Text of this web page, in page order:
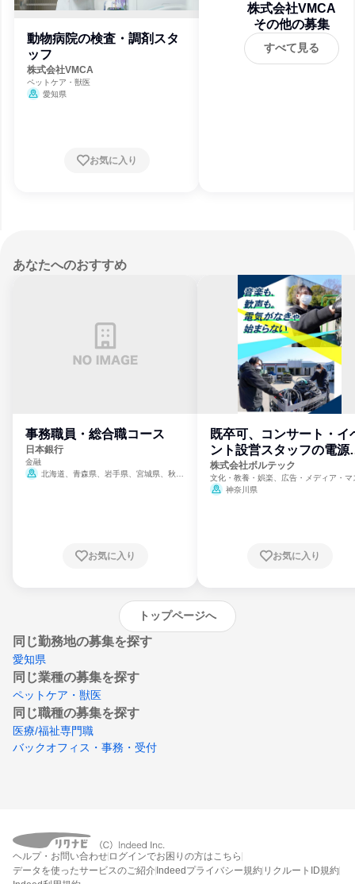
動物病院の検査・調剤スタ
ッフ
株式会社VMCA
ペットケア・獣医
愛知県
お気に入り
株式会社VMCA
その他の募集
すべて見る
あなたへのおすすめ
事務職員・総合職コース
日本銀行
金融
北海道、青森県、岩手県、宮城県、秋田
崎県、熊本県、大分県、宮崎県、鹿児島県、
お気に入り
既卒可、コンサート・イ
ント設営スタッフの電源
門
株式会社ボルテック
文化・教養・娯楽、広告・メディア・マ
ミ、電力・ガス・水道・エネルギー
神奈川県
お気に入り
トップページへ
同じ勤務地の募集を探す
愛知県
同じ業種の募集を探す
ペットケア・獣医
同じ職種の募集を探す
医療/福祉専門職
バックオフィス・事務・受付
ヘルプ・お問い合わせ ログインでお困りの方はこちら
データを使ったサービスのご紹介Indeedプライバシー規約 リクルートID規約